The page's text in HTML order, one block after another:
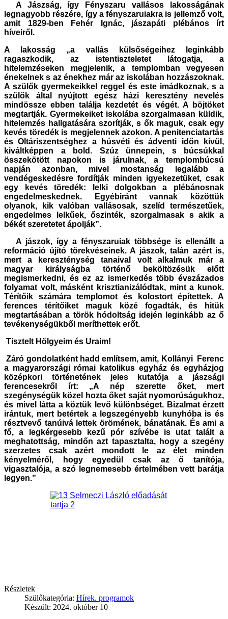
A Jászság, így Fényszaru vallásos lakosságának
legnagyobb részére, így a fényszaruiakra is jellemző volt,
amit 1829-ben Fehér Ignác, jászapáti plébános írt
híveiről.
A lakosság „a vallás külsőségeihez leginkább
ragaszkodik, az istentiszteletet látogatja, a
hitelemzéseken megjelenik, a templomban vegyesen
énekelnek s az énekhez már az iskolában hozzászoknak.
A szülők gyermekeikkel reggel és este imádkoznak, s a
szülők által nyújtott egész házi keresztény nevelés
mindössze ebben találja kezdetét és végét. A böjtöket
megtartják. Gyermekeiket iskolába szorgalmasan küldik,
hitelemzés hallgatására szorítják, s ők maguk, csak egy
kevés töredék is megjelennek azokon. A penitenciatartás
és Oltáriszentséghez a húsvéti és ádventi időn kívül,
kiváltképpen a bold. Szúz ünnepein, s búcsúkkal
összekötött napokon is járulnak, a templombúcsú
napján azonban, mivel mostanság legalább a
vendégeskedésre fordítják minden igyekezetüket, csak
egy kevés töredék: lelki dolgokban a plébánosnak
engedelmeskednek. Egyébiránt vannak közöttük
olyanok, kik valóban vallásosak, szelíd természetűek,
engedelmes lelkűek, őszinték, szorgalmasak s akik a
békét szeretetet ápolják”.
A jászok, így a fényszaruiak többsége is ellenállt a
reformáció újító törekvéseinek. A jászok, talán azért is,
mert a kereszténység tanaival volt alkalmuk már a
magyar királyságba történő beköltözésük előtt
megismerkedni, és ez az ismerkedés több évszázados
folyamat volt, másként krisztianizálódtak, mint a kunok.
Térítőik számára templomot és kolostort építettek. A
ferences térítőiket maguk közé fogadták, és hitük
megtartásában a török hódoltság idején leginkább az ő
tevékenységükből meríthettek erőt.
Tisztelt Hölgyeim és Uraim!
Záró gondolatként hadd említsem, amit, Kollányi Ferenc
a magyarországi római katolikus egyház és egyházjog
középkori történetének jeles kutatója a jászsági
ferencesekről írt: „A nép szerette őket, mert
szegénységük közel hozta őket saját nyomorúságukhoz,
és mivel látta a köztük levő különbséget. Bizalmat érzett
irántuk, mert betértek a legszegényebb kunyhóba is és
résztvevő tanúivá lettek örömének, bánatának. És ami a
fő, a legkérgesebb kezű pór szívébe is utat talált a
meghatottság, mindőn azt tapasztalta, hogy a szegény
szerzetes csak azért mondott le az élet minden
kényelméről, hogy egyedül csak az ő tanítója,
vigasztalója, a szó legnemesebb értelmében vett barátja
legyen.”
Részletek
Szülőkategória: Hírek. programok
Készült: 2024. október 10